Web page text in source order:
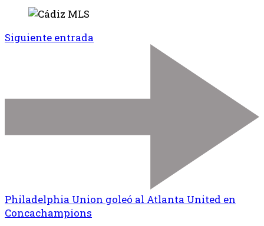
Siguiente entrada
Philadelphia Union goleó al Atlanta United en
Concachampions